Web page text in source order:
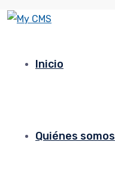
Inicio
Quiénes somos